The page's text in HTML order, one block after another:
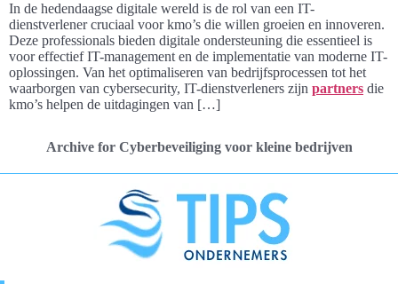
In de hedendaagse digitale wereld is de rol van een IT-
dienstverlener cruciaal voor kmo’s die willen groeien en innoveren.
Deze professionals bieden digitale ondersteuning die essentieel is
voor effectief IT-management en de implementatie van moderne IT-
oplossingen. Van het optimaliseren van bedrijfsprocessen tot het
waarborgen van cybersecurity, IT-dienstverleners zijn partners die
kmo’s helpen de uitdagingen van […]
Archive for Cyberbeveiliging voor kleine bedrijven